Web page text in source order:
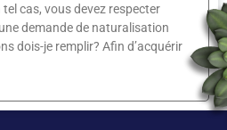
cas, vous devez respecter
demande de naturalisation
dois-je remplir? Afin d’acquérir